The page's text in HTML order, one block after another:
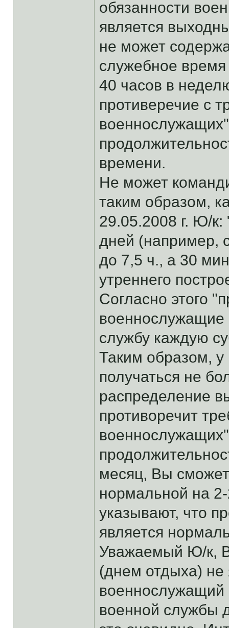
обязанности
является
не может
служебное
40 часов в
противеречие с
времени.
Не может
таким образом,
29.05.2008 г. Ю/к:
дней (например,
до 7,5 ч., а 30
утреннего
Согласно этого
военнослужащие
службу каждую
Таким образом,
получаться не
распределение
противоречит
месяц, Вы
нормальной на
указывают, что
является
Уважаемый Ю/к,
(днем отдыха) не
военнослужащий
военной службы